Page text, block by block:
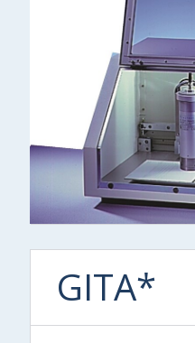
GITA*